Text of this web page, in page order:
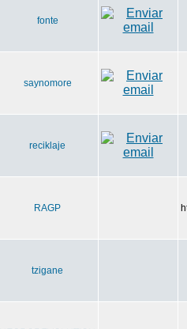
fonte
saynomore
reciklaje
RAGP
tzigane